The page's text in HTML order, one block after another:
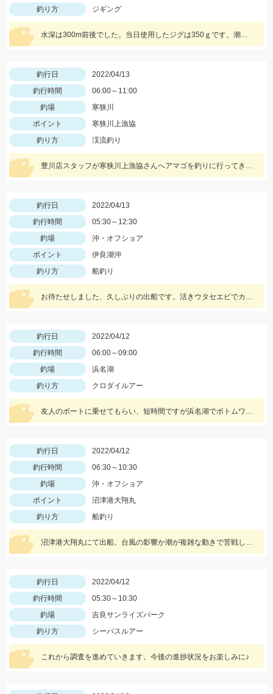
釣り方
ジギング
水深は300m前後でした。当日使用したジグは350ｇです。潮の速さによって使用する重さが変わるのでジグは多めに持って行ったほうが良いですよ！
釣行日
2022/04/13
釣行時間
06:00～11:00
釣場
寒狭川
ポイント
寒狭川上漁協
釣り方
渓流釣り
豊川店スタッフが寒狭川上漁協さんへアマゴを釣りに行ってきました。タイミング良く釣れ３０匹の釣果でした！
釣行日
2022/04/13
釣行時間
05:30～12:30
釣場
沖・オフショア
ポイント
伊良湖沖
釣り方
船釣り
お待たせしました、久しぶりの出船です。活きウタセエビでカサゴ中心でしたが当たり頻ぱんで楽しめましたよ。
釣行日
2022/04/12
釣行時間
06:00～09:00
釣場
浜名湖
釣り方
クロダイルアー
友人のボートに乗せてもらい、短時間ですが浜名湖でボトムワインドをしてきました。互いに1匹ずつキャッチできました。浜名湖のボートゲームもそろそろ開幕ですね。 ルアー ZZhead 3/8oz+マナティー75 ハゼカラー
釣行日
2022/04/12
釣行時間
06:30～10:30
釣場
沖・オフショア
ポイント
沼津港大翔丸
釣り方
船釣り
沼津港大翔丸にて出船。台風の影響か潮が複雑な動きで苦戦しました。ハリスは3号2本を使用。
釣行日
2022/04/12
釣行時間
05:30～10:30
釣場
吉良サンライズパーク
釣り方
シーバスルアー
これから調査を進めていきます。今後の進捗状況をお楽しみに♪